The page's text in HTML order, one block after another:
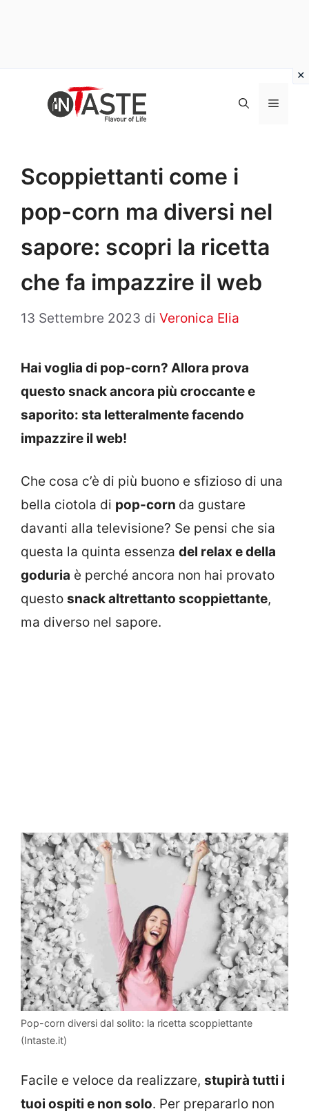
Menu
Scoppiettanti come i
pop-corn ma diversi nel
sapore: scopri la ricetta
che fa impazzire il web
13 Settembre 2023 di Veronica Elia
Hai voglia di pop-corn? Allora prova
questo snack ancora più croccante e
saporito: sta letteralmente facendo
impazzire il web!
Che cosa c’è di più buono e sfizioso di una
bella ciotola di pop-corn da gustare
davanti alla televisione? Se pensi che sia
questa la quinta essenza del relax e della
goduria è perché ancora non hai provato
questo snack altrettanto scoppiettante,
ma diverso nel sapore.
Pop-corn diversi dal solito: la ricetta scoppiettante
(Intaste.it)
Facile e veloce da realizzare, stupirà tutti i
tuoi ospiti e non solo. Per prepararlo non